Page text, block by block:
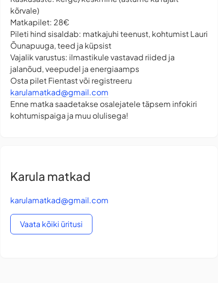
kõrvale)
Matkapilet: 28€
Pileti hind sisaldab: matkajuhi teenust, kohtumist Lauri
Õunapuuga, teed ja küpsist
Vajalik varustus: ilmastikule vastavad riided ja
jalanõud, veepudel ja energiaamps
Osta pilet Fientast või registreeru
karulamatkad@gmail.com
Enne matka saadetakse osalejatele täpsem infokiri
kohtumispaiga ja muu olulisega!
Karula matkad
karulamatkad@gmail.com
Vaata kõiki üritusi